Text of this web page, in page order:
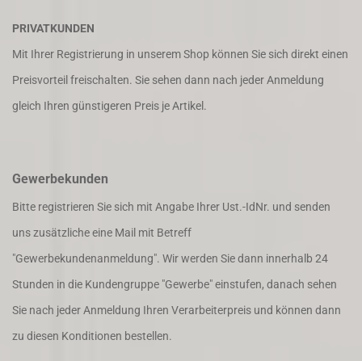
PRIVATKUNDEN
Mit Ihrer Registrierung in unserem Shop können Sie sich direkt einen
Preisvorteil freischalten. Sie sehen dann nach jeder Anmeldung
gleich Ihren günstigeren Preis je Artikel.
Gewerbekunden
Bitte registrieren Sie sich mit Angabe Ihrer Ust.-IdNr. und senden
uns zusätzliche eine Mail mit Betreff
"Gewerbekundenanmeldung". Wir werden Sie dann innerhalb 24
Stunden in die Kundengruppe "Gewerbe" einstufen, danach sehen
Sie nach jeder Anmeldung Ihren Verarbeiterpreis und können dann
zu diesen Konditionen bestellen.